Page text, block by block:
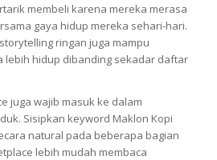
membeli karena mereka merasa
gaya hidup mereka sehari-hari.
ringan juga mampu
lebih hidup dibanding sekadar daftar
juga wajib masuk ke dalam
Sisipkan keyword Maklon Kopi
natural pada beberapa bagian
lebih mudah membaca